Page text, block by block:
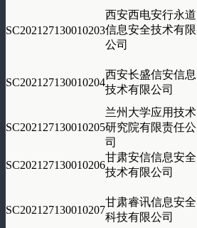
SC202127130010203
西安西电安行永道
信息安全技术有限
公司
SC202127130010204
西安长盛信安信息
技术有限公司
SC202127130010205
兰州大学应用技术
研究院有限责任公
司
SC202127130010206
甘肃安信信息安全
技术有限公司
SC202127130010207
甘肃睿讯信息安全
科技有限公司